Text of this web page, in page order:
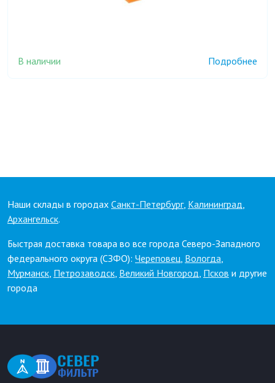
В наличии Подробнее
Наши склады в городах Санкт-Петербург, Калининград,
Архангельск.
Быстрая доставка товара во все города Северо-Западного
федерального округа (СЗФО): Череповец, Вологда,
Мурманск, Петрозаводск, Великий Новгород, Псков и другие
города